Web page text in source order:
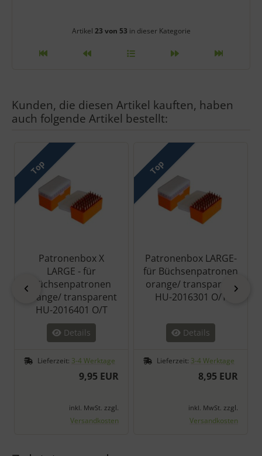
Artikelnavigation innerhalb
Artikel 23 von 53 in dieser Kategorie
Kunden, die diesen Artikel kauften, haben
auch folgende Artikel bestellt:
Es folgt ein Produktslider - navigieren Sie mit der Tab-Taste
zurück
Top
Patronenbox X
LARGE - für
Büchsenpatronen
orange/ transparent
HU-2016401 O/T
Details
Lieferzeit: 3-4 Werktage
9,95 EUR
inkl. MwSt. zzgl.
Versandkosten
Top
Patronenbox LARGE-
für Büchsenpatronen
orange/ transparent
HU-2016301 O/T
Details
Lieferzeit: 3-4 Werktage
8,95 EUR
inkl. MwSt. zzgl.
Versandkosten